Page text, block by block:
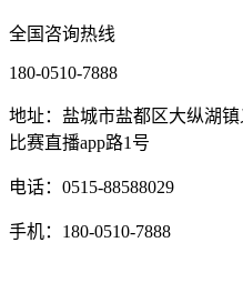
全国咨询热线
180-0510-7888
地址：盐城市盐都区大纵湖
比赛直播app路1号
电话：0515-88588029
手机：180-0510-7888